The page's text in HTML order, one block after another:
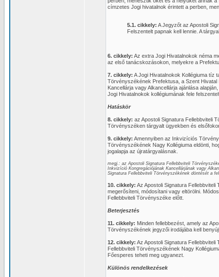
címzetes Jogi hivatalnok érintett a perben,
5.1. cikkely: A Jegyzőt az Apostoli
Felszentelt papnak kell lennie. A
6. cikkely: Az extra Jogi Hivatalnokok néma
az első tanácskozásokon, melyekre a
7. cikkely: A Jogi Hivatalnokok Kollégiuma tíz
Törvényszékének Prefektusa, a Szent
Kancellárja vagy Alkancellárja ajánlása
Jogi Hivatalnokok kollégiumának fele
Hatáskör
8. cikkely: az Apostoli Signatura Fellebbviteli
Törvényszéken tárgyalt ügyekben és
9. cikkely: Amennyiben az Inkvizíciós
Törvényszékének Nagy Kollégiuma eldönti,
jogalapja az újratárgyalásnak.
megj.: az Apostoli Signatura Fellebbviteli
Inkvizíció Kongregációjának Kancellárjának vagy
Signatura Fellebbviteli Törvényszékének döntését a
10. cikkely: Az Apostoli Signatura
megerősíteni, módosítani vagy eltörölni.
Fellebbviteli Törvényszéke előtt.
Beterjesztés
11. cikkely: Minden fellebbezést, amely az
Törvényszékének jegyzői irodájába kell
12. cikkely: Az Apostoli Signatura
Fellebbviteli Törvényszékének Nagy
Főesperes teheti meg ugyanezt.
Különös rendelkezések